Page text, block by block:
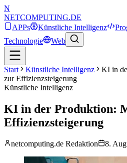
N
NETCOMPUTING.DE
APPs
Künstliche Intelligenz
Technologie
Web
Start Künstliche Intelligenz
KI in
zur Effizienzsteigerung
Künstliche Intelligenz
KI in der Produktion:
Effizienzsteigerung
netcomputing.de Redaktion 8.